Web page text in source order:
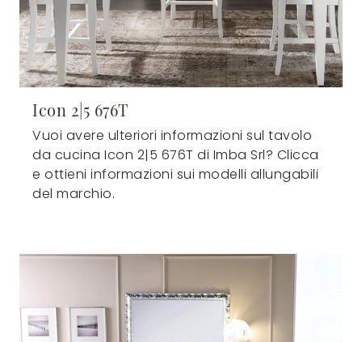
Icon 2|5 676T
Vuoi avere ulteriori informazioni sul tavolo
da cucina Icon 2|5 676T di Imba Srl? Clicca
e ottieni informazioni sui modelli allungabili
del marchio.